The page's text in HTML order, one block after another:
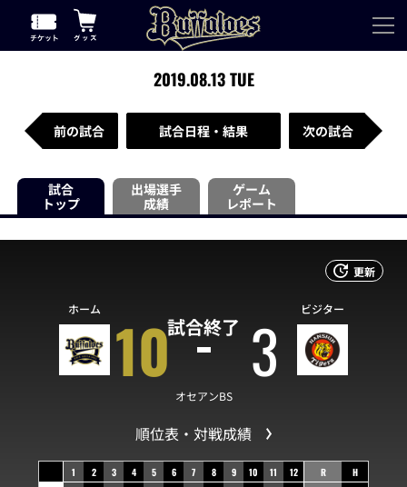
2019.08.13 TUE
前の試合 試合日程・結果 次の試合
試合
トップ
出場選手
成績
ゲーム
レポート
更新
試合終了
ホーム 10 3 ビジター
オセアンBS
順位表・対戦成績
1 2 3 4 5 6 7 8 9 10 11 12 R H